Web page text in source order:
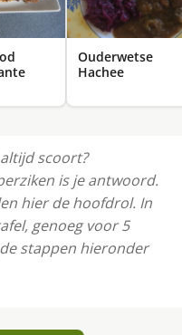
Ouderwetse
Hachee
scoort?
is je antwoord.
hier de hoofdrol. In
genoeg voor 5
stappen hieronder